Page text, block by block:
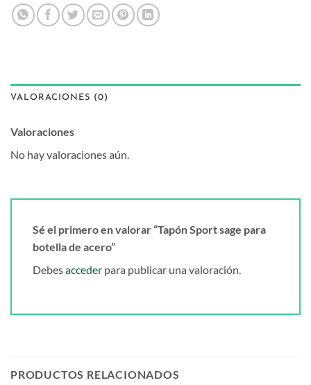
VALORACIONES (0)
Valoraciones
No hay valoraciones aún.
Sé el primero en valorar “Tapón Sport sage para
botella de acero”
Debesacceder para publicar una valoración.
PRODUCTOS RELACIONADOS